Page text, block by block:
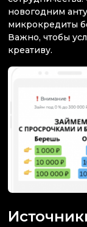
новогодним
микрокредиты
Важно, чтобы
креативу.